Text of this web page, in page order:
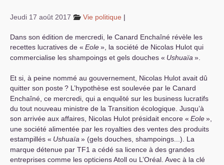
Comprendre...
Vie du site
Jeudi 17 août 2017 Vie politique |
Dans son édition de mercredi, le Canard Enchaîné révèle les
recettes lucratives de « Eole», la société de Nicolas Hulot qui
commercialise les shampoings et gels douches « Ushuaïa ».
Et si, à peine nommé au gouvernement, Nicolas Hulot avait dû
quitter son poste? L’hypothèse est soulevée par le Canard
Enchaîné, ce mercredi, qui a enquêté sur les business lucratifs
du tout nouveau ministre de la Transition écologique. Jusqu’à
son arrivée aux affaires, Nicolas Hulot présidait encore « Eole»,
une société alimentée par les royalties des ventes des produits
estampillés « Ushuaïa » (gels douches, shampoings...). La
marque détenue par TF1 a cédé sa licence à des grandes
entreprises comme les opticiens Atoll ou L’Oréal. Avec à la clé